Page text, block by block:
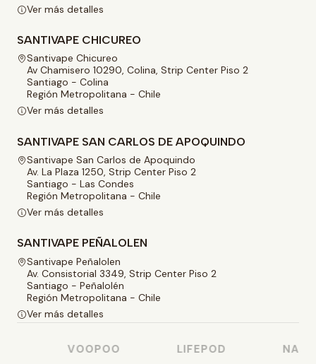
Ver más detalles
SANTIVAPE CHICUREO
Santivape Chicureo
Av Chamisero 10290, Colina, Strip Center Piso 2
Santiago - Colina
Región Metropolitana - Chile
Ver más detalles
SANTIVAPE SAN CARLOS DE APOQUINDO
Santivape San Carlos de Apoquindo
Av. La Plaza 1250, Strip Center Piso 2
Santiago - Las Condes
Región Metropolitana - Chile
Ver más detalles
SANTIVAPE PEÑALOLEN
Santivape Peñalolen
Av. Consistorial 3349, Strip Center Piso 2
Santiago - Peñalolén
Región Metropolitana - Chile
Ver más detalles
VOOPOO LIFEPOD